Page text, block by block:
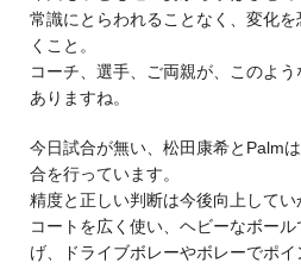
常識にとらわれることなく、変化
くこと。
コーチ、選手、ご両親が、このよ
ありますね。
今日試合が無い、松田康希とPalm
合を行っています。
精度と正しい判断は今後向上してい
コートを広く使い、ヘビーなボー
げ、ドライブボレーやボレーでポ